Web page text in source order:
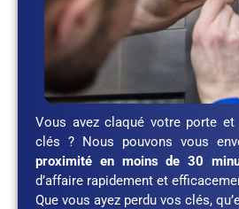
Vous avez claqué votre porte
clés ? Nous pouvons vous
proximité en moins de 30
d’affaire rapidement et
Que vous ayez perdu vos clés,